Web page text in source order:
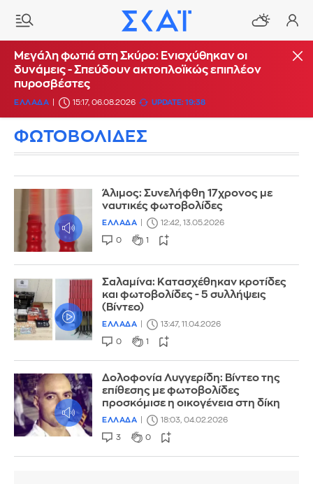
Μεγάλη φωτιά στη Σκύρο: Ενισχύθηκαν οι
δυνάμεις - Σπεύδουν ακτοπλοϊκώς επιπλέον
πυροσβέστες
ΕΛΛΑΔΑ 15:17, 06.08.2026 UPDATE: 19:38
ΦΩΤΟΒΟΛΙΔΕΣ
Άλιμος: Συνελήφθη 17χρονος με
ναυτικές φωτοβολίδες
ΕΛΛΑΔΑ 12:42, 13.05.2026
0 1
Σαλαμίνα: Κατασχέθηκαν κροτίδες
και φωτοβολίδες - 5 συλλήψεις
(Βίντεο)
ΕΛΛΑΔΑ 13:47, 11.04.2026
0 1
Δoλοφονία Λυγγερίδη: Βίντεο της
επίθεσης με φωτοβολίδες
προσκόμισε η οικογένεια στη δίκη
ΕΛΛΑΔΑ 18:03, 04.02.2026
3 0